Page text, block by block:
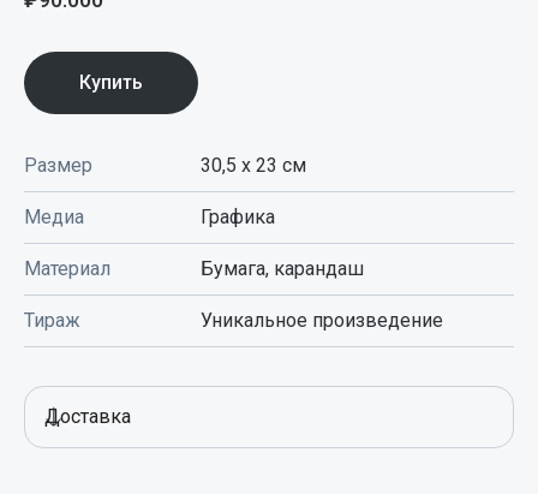
Купить
Размер 30,5 x 23 см
Медиа Графика
Материал Бумага, карандаш
Тираж Уникальное произведение
Доставка